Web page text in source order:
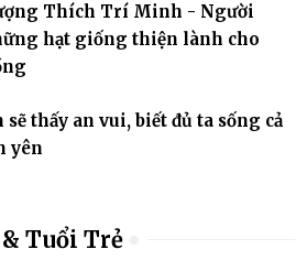
Thích Trí Minh - Người
hạt giống thiện lành cho
sẽ thấy an vui, biết đủ ta sống cả
yên
Tuổi Trẻ